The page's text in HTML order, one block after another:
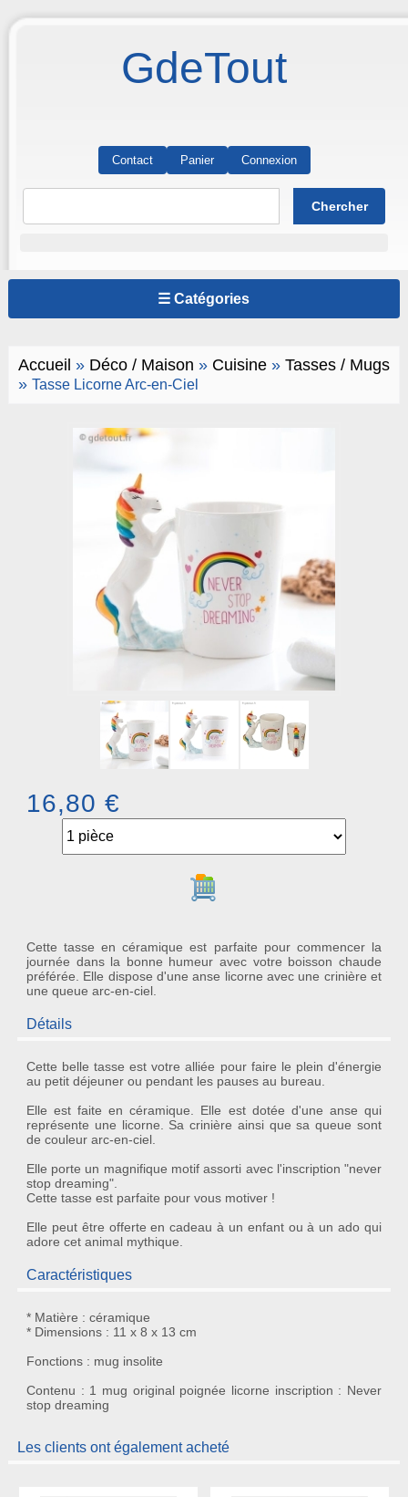
GdeTout
Contact Panier Connexion
☰ Catégories
Accueil » Déco / Maison » Cuisine» Tasses / Mugs
» Tasse Licorne Arc-en-Ciel
16,80 €
Ajouter au panier
Cette tasse en céramique est parfaite pour commencer la
journée dans la bonne humeur avec votre boisson chaude
préférée. Elle dispose d'une anse licorne avec une crinière et
une queue arc-en-ciel.
Détails
Cette belletasseest votre alliée pour faire le plein d'énergie
au petit déjeuner ou pendant les pauses au bureau.
Elle est faite encéramique . Elle est dotée d'une anse qui
représente une licorne . Sa crinière ainsi que sa queue sont
de couleur arc-en-ciel.
Elle porte un magnifique motif assorti avec l'inscription "never
stop dreaming".
Cette tasse est parfaite pour vous motiver !
Elle peut être offerte encadeau à un enfant ou à un ado qui
adore cet animal mythique.
Caractéristiques
* Matière : céramique
* Dimensions : 11 x 8 x 13 cm
Fonctions : mug insolite
Contenu : 1 mug original poignée licorne inscription : Never
stop dreaming
Les clients ont également acheté